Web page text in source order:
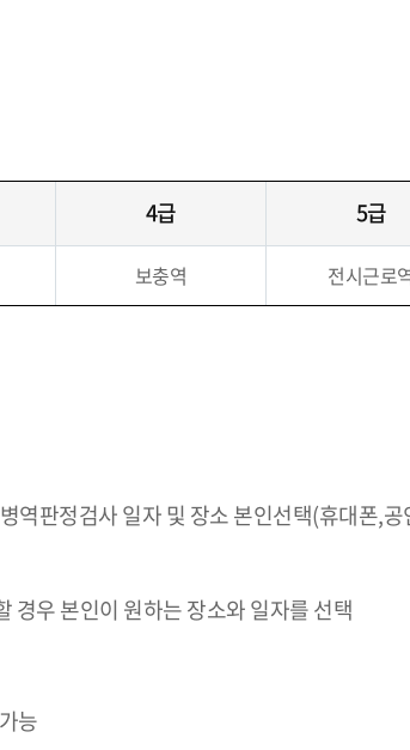
4급 5급
보충역 전시근로
판정검사 일자 및 장소 본인선택(휴대폰,
경우 본인이 원하는 장소와 일자를 선택
능